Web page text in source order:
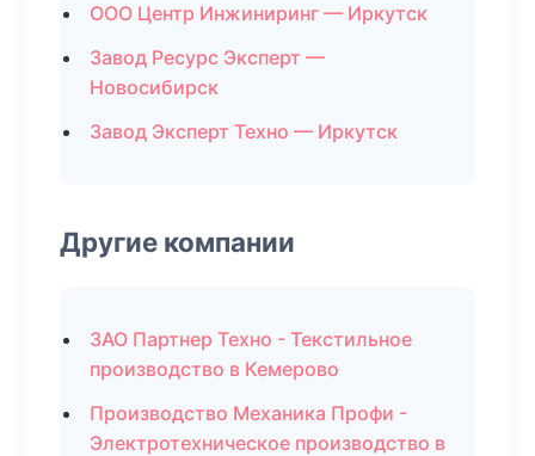
ООО Центр Инжиниринг — Иркутск
Завод Ресурс Эксперт —
Новосибирск
Завод Эксперт Техно — Иркутск
Другие компании
ЗАО Партнер Техно - Текстильное
производство в Кемерово
Производство Механика Профи -
Электротехническое производство в